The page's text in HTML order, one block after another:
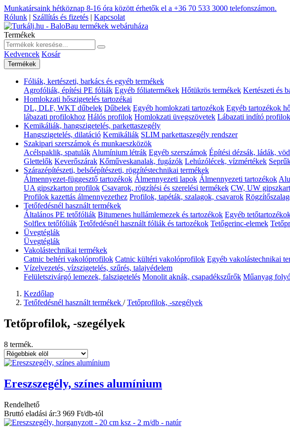
Munkatársaink hétköznap 8-16 óra között érhetők el a +36 70 533 3000 telefonszámon.
Rólunk | Szállítás és fizetés | Kapcsolat
Termékek
Kedvencek Kosár
Termékek
Fóliák, kertészeti, barkács és egyéb termékek
Agrofóliák, építési PE fóliák Egyéb fóliatermékek Hőtükrös termékek Kertészeti és
Homlokzati hőszigetelés tartozékai
DL, DLF, WKT dűbelek Dűbelek Egyéb homlokzati tartozékok Egyéb tartozékok
lábazati profilokhoz Hálós profilok Homlokzati üvegszövetek Lábazati indító profilok
Kemikáliák, hangszigetelés, parkettaszegély
Hangszigetelés, dilatáció Kemikáliák SLIM parkettaszegély rendszer
Szakipari szerszámok és munkaeszközök
Acélspaklik, spatulák Alumínium létrák Egyéb szerszámok Építési dézsák, ládák,
Glettelők Keverőszárak Kőműveskanalak, fugázók Lehúzólécek, vízmértékek
Szárazépítészeti, belsőépítészeti, rögzítéstechnikai termékek
Álmennyezet-függesztő tartozékok Álmennyezeti lapok Álmennyezeti tartozékok
UA gipszkarton profilok Csavarok, rögzítési és szerelési termékek CW, UW
Profilok kazettás álmennyezethez Profilok, tapéták, szalagok, csavarok
Tetőfedésnél használt termékek
Általános PE tetőfóliák Bitumenes hullámlemezek és tartozékok Egyéb
Solflex tetőfóliák Tetőfedésnél használt fóliák és tartozékok Tetőgerinc-elemek
Üvegtéglák
Üvegtéglák
Vakolástechnikai termékek
Catnic beltéri vakolóprofilok Catnic kültéri vakolóprofilok Egyéb vakolástechnikai
Vízelvezetés, vízszigetelés, szűrés, talajvédelem
Felületszivárgó lemezek, falszigetelés Monolit aknák, csapadékszűrők Műanyag
Kezdőlap
Tetőfedésnél használt termékek /Tetőprofilok, -szegélyek
Tetőprofilok, -szegélyek
8 termék.
Ereszszegély, színes alumínium
Rendelhető
Bruttó eladási ár:3 969 Ft/db-tól